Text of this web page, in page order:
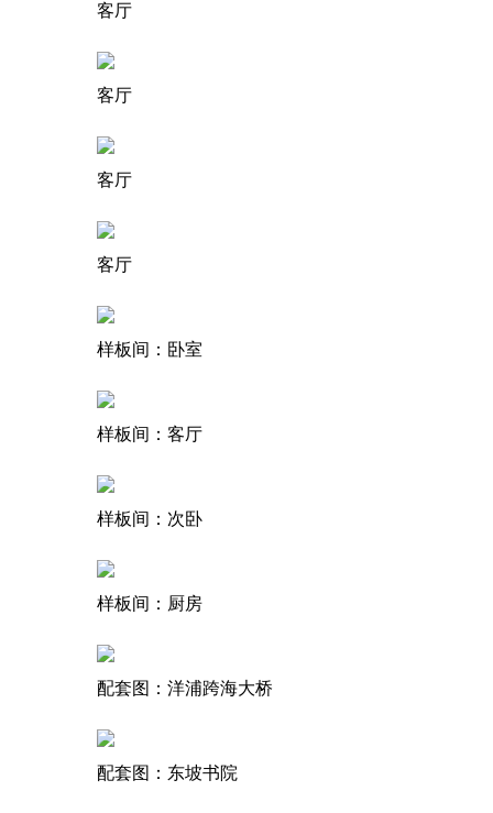
客厅
客厅
客厅
客厅
样板间：卧室
样板间：客厅
样板间：次卧
样板间：厨房
配套图：洋浦跨海大桥
配套图：东坡书院